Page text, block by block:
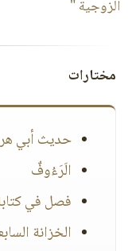
الزوجية "
مختارات
حديث أبي
الَرَءُوفٌ
فصل في
الخزانة